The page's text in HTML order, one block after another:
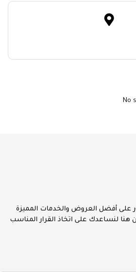
No
أفضل العروض والخدمات المميزة
لنساعدك على اتخاذ القرار المناسب